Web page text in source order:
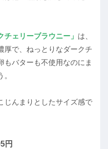
チェリーブラウニー」 は、
厚で、ねっとりなダークチ
もバターも不使用なのにま
じんまりとしたサイズ感で
円